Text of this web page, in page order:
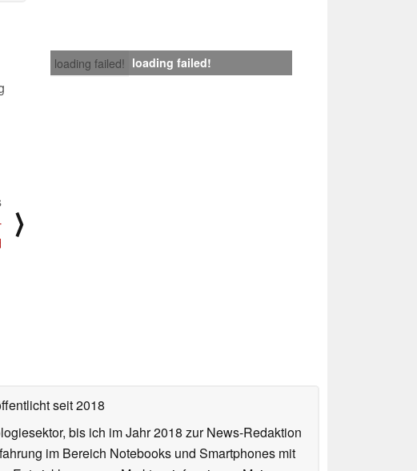
loading failed! loading failed!
⟩
seit 2018
bis ich im Jahr 2018 zur News-Redaktion
im Bereich Notebooks und Smartphones mit